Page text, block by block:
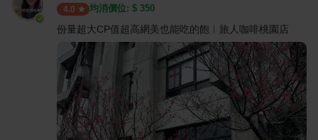
4.0 均消價位: $ 350
份量超大CP值超高網美也能吃的飽︱旅人咖啡桃園店